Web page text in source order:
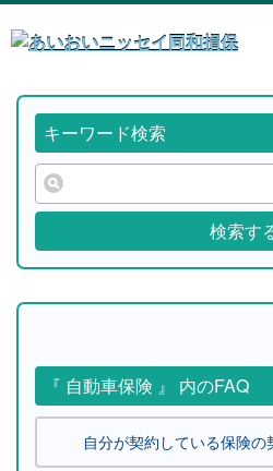
キーワード検索
検索す
『 自動車保険 』 内のFAQ
自分が契約している保険